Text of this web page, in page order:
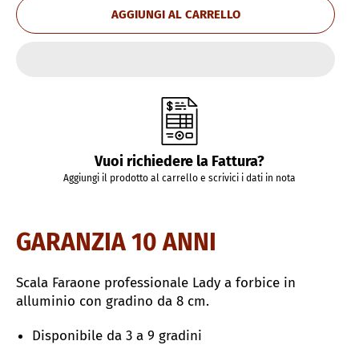
AGGIUNGI AL CARRELLO
Vuoi richiedere la Fattura?
Aggiungi il prodotto al carrello e scrivici i dati in nota
GARANZIA 10 ANNI
Scala Faraone professionale Lady a forbice in
alluminio con gradino da 8 cm.
Disponibile da 3 a 9 gradini